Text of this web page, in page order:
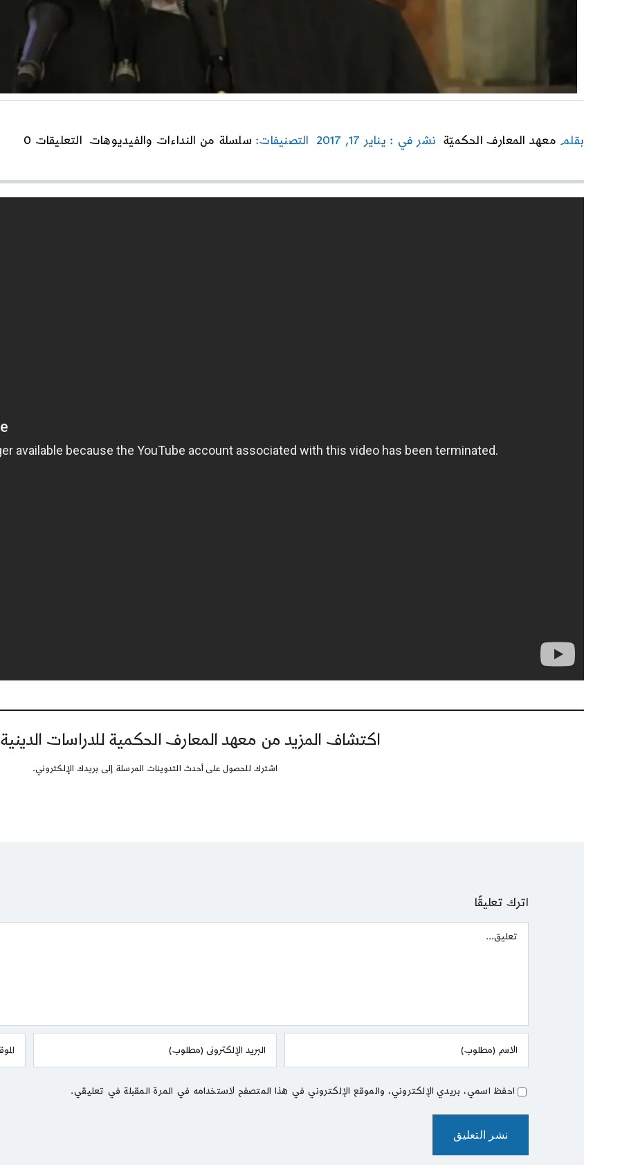
بقلم معهد المعارف الحكميّة نشر في : يناير 17, 2017 التصنيفات: سلسلة من النداءات والفيديوهات التعليقات 0
on
اكتشاف المزيد من معهد المعارف الحكمية للدراسات
اشترك للحصول على أحدث التدوينات المرسلة إلى بريدك الإلكتروني.
اترك تعليقًا
Comment
احفظ اسمي، بريدي الإلكتروني، والموقع الإلكتروني في هذا المتصفح لاستخدامه في المرة المقبلة في تعليقي.